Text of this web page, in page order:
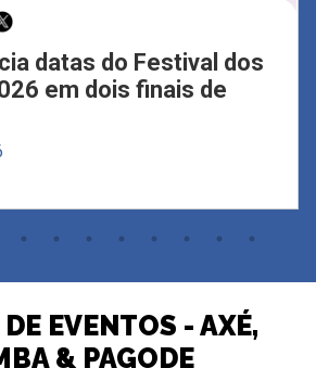
datas do Festival dos
em dois finais de
EVENTOS - AXÉ,
& PAGODE